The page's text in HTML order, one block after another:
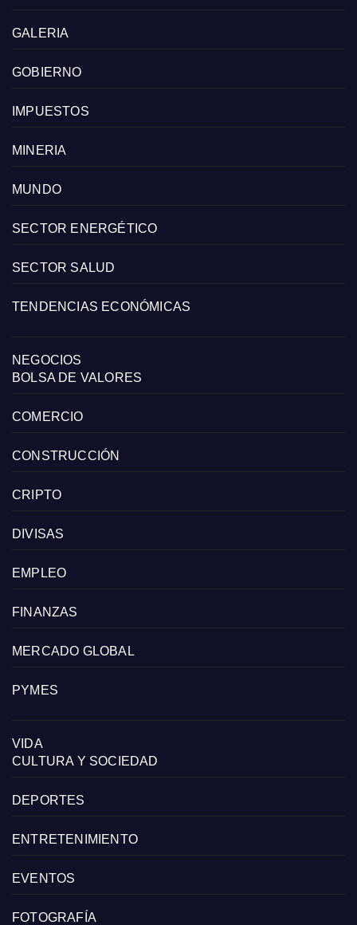
GALERIA
GOBIERNO
IMPUESTOS
MINERIA
MUNDO
SECTOR ENERGÉTICO
SECTOR SALUD
TENDENCIAS ECONÓMICAS
NEGOCIOS
BOLSA DE VALORES
COMERCIO
CONSTRUCCIÓN
CRIPTO
DIVISAS
EMPLEO
FINANZAS
MERCADO GLOBAL
PYMES
VIDA
CULTURA Y SOCIEDAD
DEPORTES
ENTRETENIMIENTO
EVENTOS
FOTOGRAFÍA